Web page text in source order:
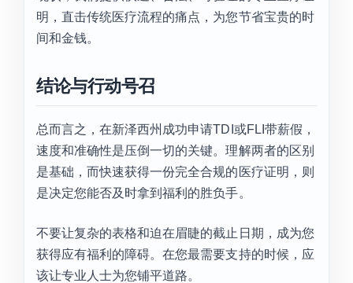
明，直击传统医疗流程的痛点，为您节省宝贵的时
间和金钱。
结论与行动号召
总而言之，在新泽西州成功申请TDI或FLI带薪假，
速度和准确性是压倒一切的关键。理解两者的区别
是基础，而快速获得一份完全合规的医疗证明，则
是决定您能否及时拿到福利的胜负手。
不要让复杂的表格和迫在眉睫的截止日期，成为您
获得应有福利的障碍。在您最需要支持的时候，应
该让专业人士为您铺平道路。